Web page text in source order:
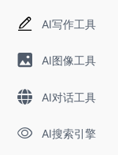
AI写作工具
AI图像工具
AI对话工具
AI搜索引擎